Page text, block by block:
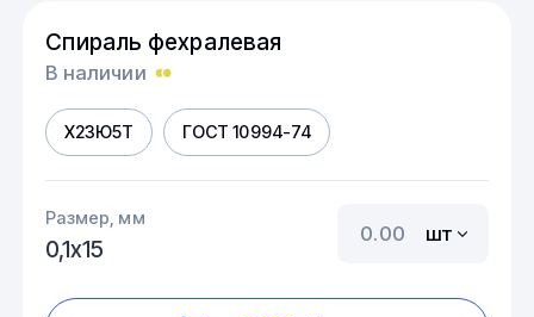
Спираль фехралевая
В наличии
Х23Ю5Т ГОСТ 10994-74
Размер, мм
0,1х15
шт